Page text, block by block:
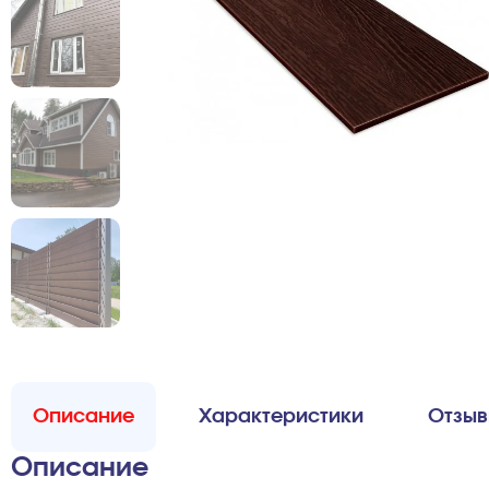
Описание Характеристики
Описание